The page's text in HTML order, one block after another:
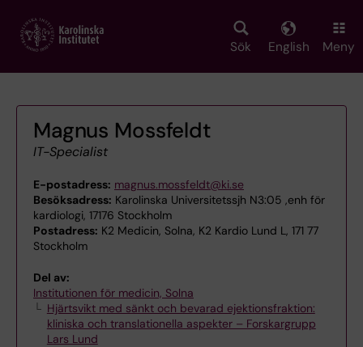
main
Sök English Meny
Magnus Mossfeldt
IT-Specialist
E-postadress: magnus.mossfeldt@ki.se
Besöksadress: Karolinska Universitetssjh N3:05 ,enh för
kardiologi, 17176 Stockholm
Postadress: K2 Medicin, Solna, K2 Kardio Lund L, 171 77
Stockholm
Del av:
Institutionen för medicin, Solna
Hjärtsvikt med sänkt och bevarad ejektionsfraktion:
kliniska och translationella aspekter – Forskargrupp
Lars Lund